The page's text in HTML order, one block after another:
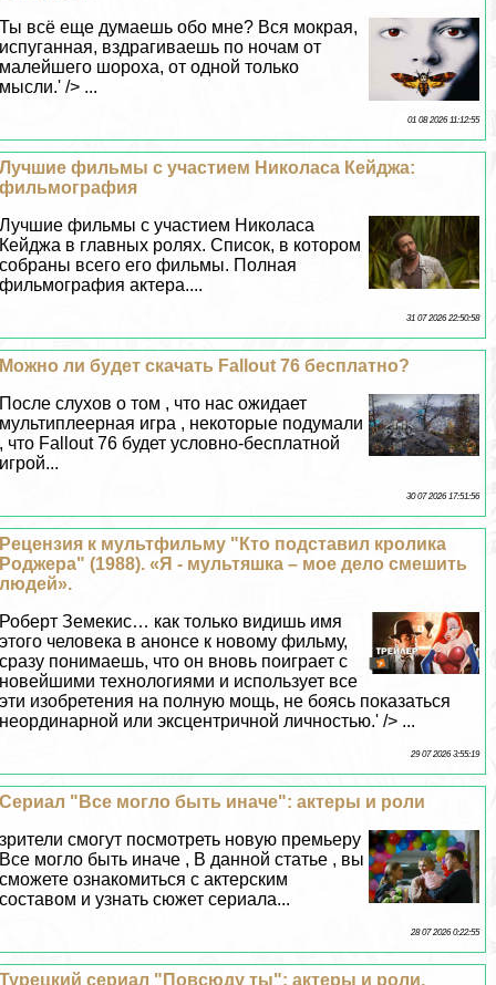
Ты всё еще думаешь обо мне? Вся мокрая,
испуганная, вздрагиваешь по ночам от
малейшего шороха, от одной только
мысли.' /> ...
01 08 2026 11:12:55
Лучшие фильмы с участием Николаса Кейджа:
фильмография
Лучшие фильмы с участием Николаса
Кейджа в главных ролях. Список, в котором
собраны всего его фильмы. Полная
фильмография актера....
31 07 2026 22:50:58
Можно ли будет скачать Fallout 76 бесплатно?
После слухов о том , что нас ожидает
мультиплеерная игра , некоторые подумали
, что Fallout 76 будет условно-бесплатной
игрой...
30 07 2026 17:51:56
Рецензия к мультфильму "Кто подставил кролика
Роджера" (1988). «Я - мультяшка – мое дело смешить
людей».
Роберт Земекис… как только видишь имя
этого человека в анонсе к новому фильму,
сразу понимаешь, что он вновь поиграет с
новейшими технологиями и использует все
эти изобретения на полную мощь, не боясь показаться
неординарной или эксцентричной личностью.' /> ...
29 07 2026 3:55:19
Сериал "Все могло быть иначе": актеры и роли
зрители смогут посмотреть новую премьеру
Все могло быть иначе , В данной статье , вы
сможете ознакомиться с актерским
составом и узнать сюжет сериала...
28 07 2026 0:22:55
Турецкий сериал "Повсюду ты": актеры и роли,